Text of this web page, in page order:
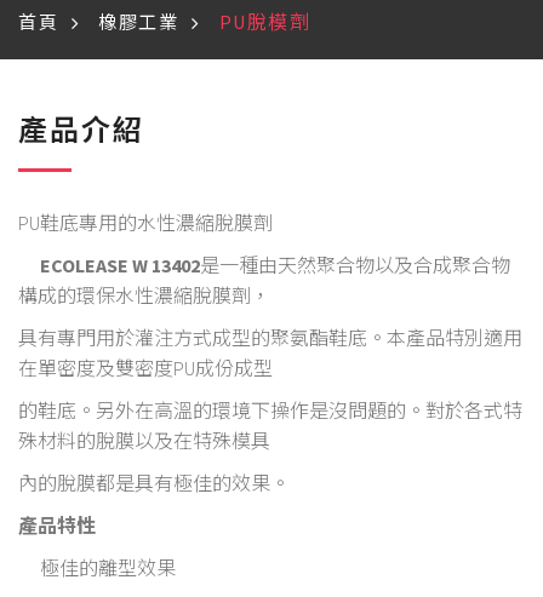
首頁 橡膠工業 PU脫模劑
產品介紹
PU鞋底專用的水性濃縮脫膜劑
ECOLEASE W 13402是一種由天然聚合物以及合成聚合物
構成的環保水性濃縮脫膜劑，
具有專門用於灌注方式成型的聚氨酯鞋底。本產品特別適用
在單密度及雙密度PU成份成型
的鞋底。另外在高溫的環境下操作是沒問題的。對於各式特
殊材料的脫膜以及在特殊模具
內的脫膜都是具有極佳的效果。
產品特性
極佳的離型效果